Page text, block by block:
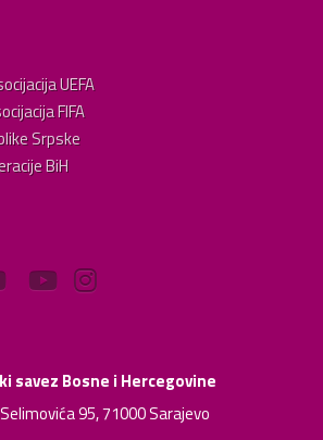
UEFA
FIFA
Srpske
BiH
savez Bosne i Hercegovine
95, 71000 Sarajevo